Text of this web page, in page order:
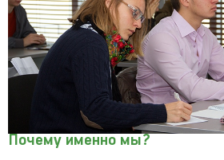
Почему именно мы?